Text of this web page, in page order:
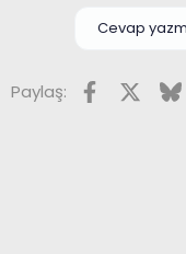
Cevap
Paylaş: Facebook
X